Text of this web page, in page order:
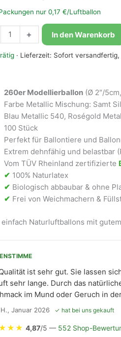
nur 0,17 €/Luftballon
+ In den Warenkorb
· Lieferzeit: Sofort
260er Modellierballon (Ø 2″/
Farbe Metallic Mischung: Samt
Blau Metallic 540, Roségold
100 Stück
Perfekt für Ballontiere und
Extrem dehnfähig und belastbar
Vom TÜV Rheinland zertifizierte
✔ 100% Naturlatex
✔ Biologisch abbaubar & ohne
✔ Frei von Weichmachern &
einfach Naturluftballons mit
ist sehr gut. Sie lassen
sehr lange. Durch das
im Mund oder Geruch in
H., Januar 2026 ✓ hat bei uns gekauft
★ ★ 4,87/5 — 552 Shop-